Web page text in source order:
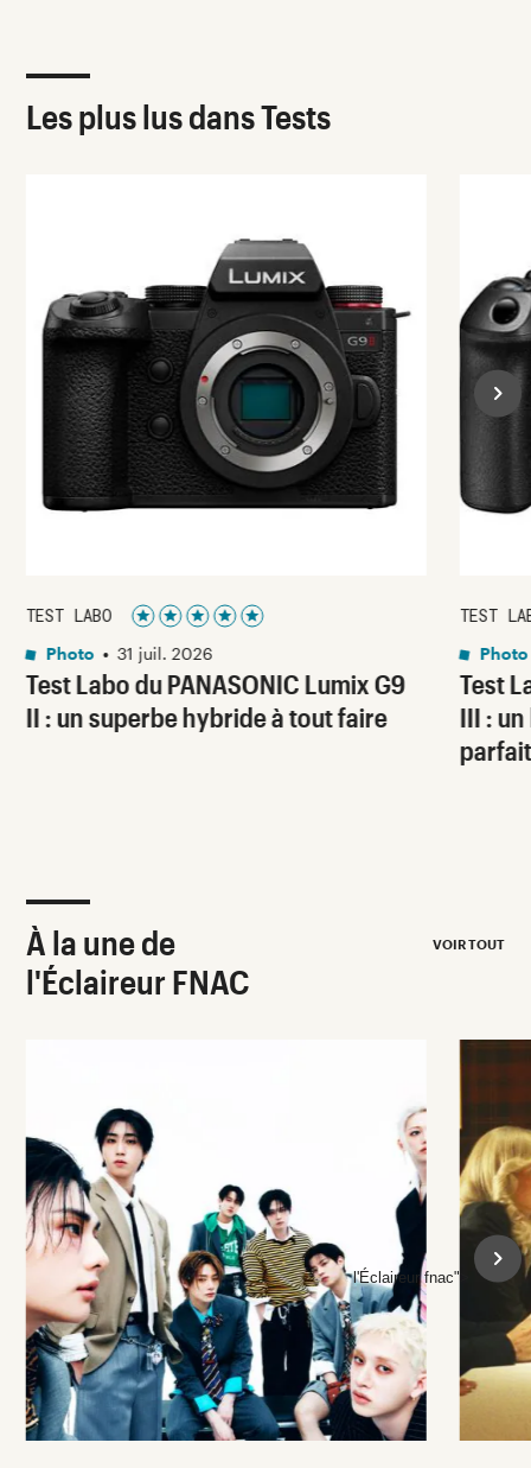
Les plus lus dans Tests
Test Labo du PANASONIC Lumix G9
II : un superbe hybride à tout faire
TEST LABO
Noté 5 étoiles sur 5
Photo • 31 juil. 2026
Test
III :
TEST
Photo
À la une de
l'Éclaireur FNAC
VOIR TOUT
l'Éclaireur fnac">